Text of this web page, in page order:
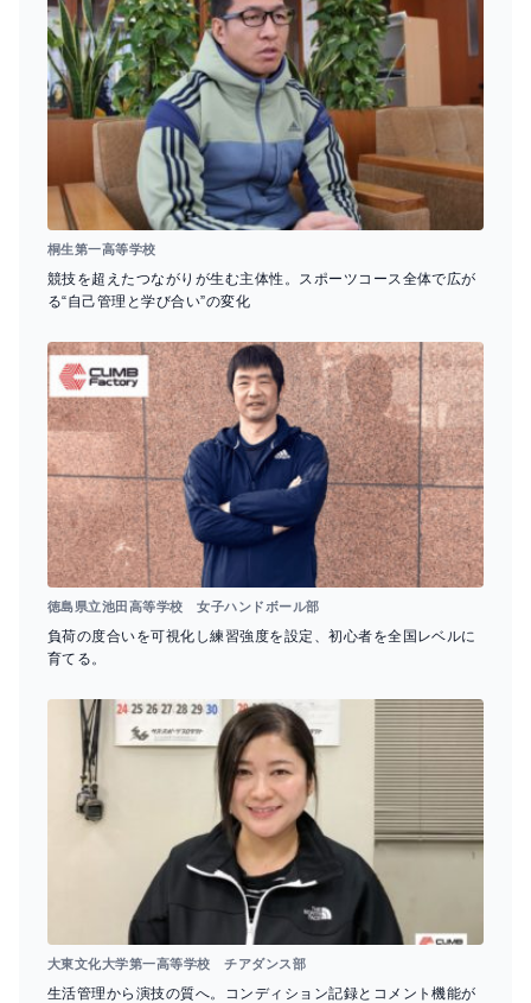
桐生第一高等学校
競技を超えたつながりが生む主体性。スポーツコース全体で広が
る“自己管理と学び合い”の変化
徳島県立池田高等学校 女子ハンドボール部
負荷の度合いを可視化し練習強度を設定、初心者を全国レベルに
育てる。
大東文化大学第一高等学校 チアダンス部
生活管理から演技の質へ。コンディション記録とコメント機能が